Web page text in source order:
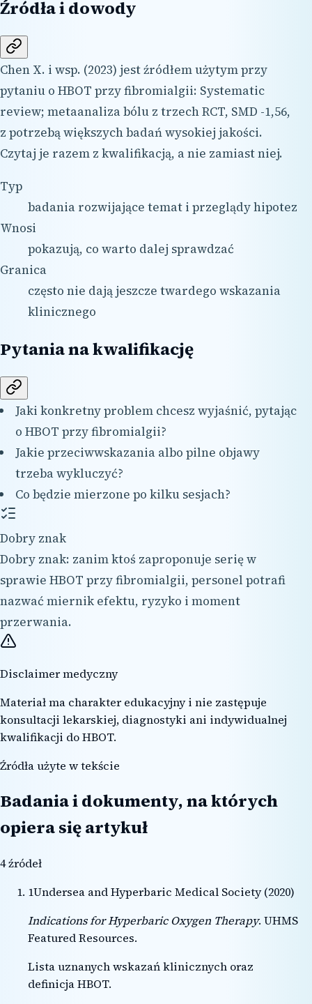
Źródła i dowody
Chen X. i wsp. (2023) jest źródłem użytym przy
pytaniu o HBOT przy fibromialgii: Systematic
review; metaanaliza bólu z trzech RCT, SMD -1,56,
z potrzebą większych badań wysokiej jakości.
Czytaj je razem z kwalifikacją, a nie zamiast niej.
Typ
badania rozwijające temat i przeglądy hipotez
Wnosi
pokazują, co warto dalej sprawdzać
Granica
często nie dają jeszcze twardego wskazania
klinicznego
Pytania na kwalifikację
Jaki konkretny problem chcesz wyjaśnić, pytając
o HBOT przy fibromialgii?
Jakie przeciwwskazania albo pilne objawy
trzeba wykluczyć?
Co będzie mierzone po kilku sesjach?
Dobry znak
Dobry znak: zanim ktoś zaproponuje serię w
sprawie HBOT przy fibromialgii, personel potrafi
nazwać miernik efektu, ryzyko i moment
przerwania.
Disclaimer medyczny
Materiał ma charakter edukacyjny i nie zastępuje
konsultacji lekarskiej, diagnostyki ani indywidualnej
kwalifikacji do HBOT.
Źródła użyte w tekście
Badania i dokumenty, na których
opiera się artykuł
4źródeł
1Undersea and Hyperbaric Medical Society(2020)
Indications for Hyperbaric Oxygen Therapy. UHMS
Featured Resources.
Lista uznanych wskazań klinicznych oraz
definicja HBOT.